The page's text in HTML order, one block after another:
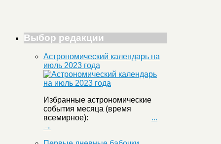
Выбор редакции
Астрономический календарь на
июль 2023 года
Избранные астрономические
события месяца (время
всемирное): ...
→